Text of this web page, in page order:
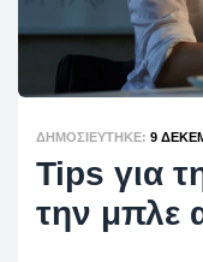
ΔΗΜΟΣΙΕΎΤΗΚΕ: 9
Tips για
την μπλε